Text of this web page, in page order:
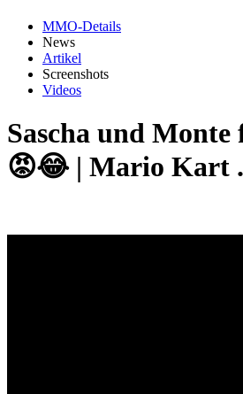
MMO-Details
News
Artikel
Screenshots
Videos
Sascha und Monte
😡😂 | Mario Kart